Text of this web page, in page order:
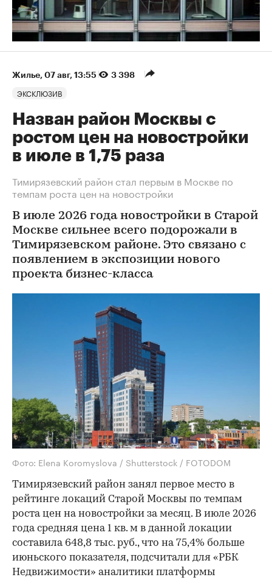
Жилье⁠, 07 авг, 13:55 3 398
ЭКСКЛЮЗИВ
Назван район Москвы с
ростом цен на новостройки
в июле в 1,75 раза
Тимирязевский район стал первым в Москве по
темпам роста цен на новостройки
В июле 2026 года новостройки в Старой
Москве сильнее всего подорожали в
Тимирязевском районе. Это связано с
появлением в экспозиции нового
проекта бизнес-класса
Фото: Elena Koromyslova / Shutterstock / FOTODOM
Тимирязевский район занял первое место в
рейтинге локаций Старой Москвы по темпам
роста цен на новостройки за месяц. В июле 2026
года средняя цена 1 кв. м в данной локации
составила 648,8 тыс. руб., что на 75,4% больше
июньского показателя, подсчитали для «РБК
Недвижимости» аналитики платформы